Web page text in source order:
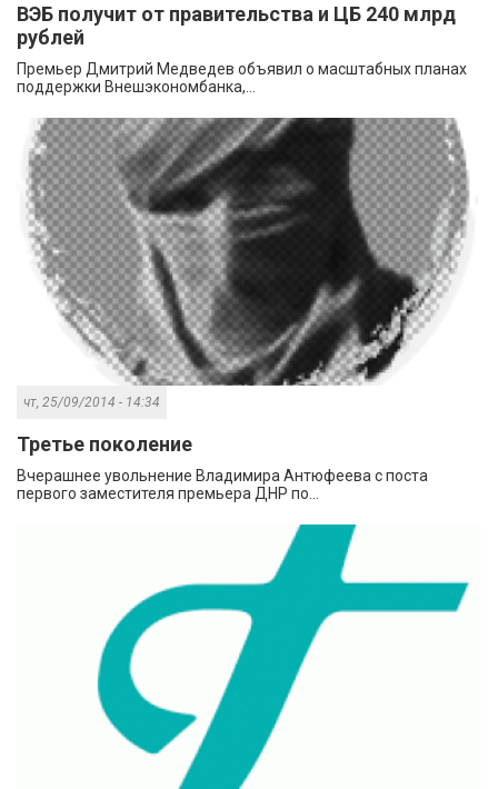
ВЭБ получит от правительства и ЦБ 240 млрд
рублей
Премьер Дмитрий Медведев объявил о масштабных планах
поддержки Внешэкономбанка,...
чт, 25/09/2014 - 14:34
Третье поколение
Вчерашнее увольнение Владимира Антюфеева с поста
первого заместителя премьера ДНР по...